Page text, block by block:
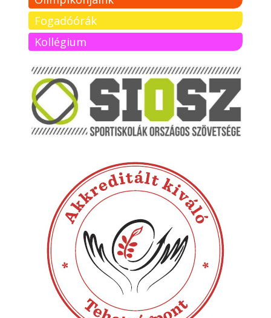
Fogadóórák
Kollégium